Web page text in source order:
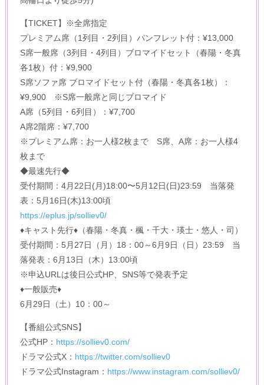
【TICKET】※全席指定
プレミアム席（1列目・2列目）パンフレット付：¥13,000
S席一般席（3列目・4列目）ブロマイドセット（春陽・冬真
各1枚）付：¥9,900
S席ソファ席 ブロマイドセット付（春陽・冬真各1枚）：
¥9,900 ※S席一般席と同じブロマイド
A席（5列目・6列目）：¥7,700
A席2階席：¥7,700
※プレミアム席：お一人様2枚まで S席、A席：お一人様4
枚まで
◆最速先行◆
受付期間：4月22日(月)18:00〜5月12日(日)23:59 当落発
表：5月16日(木)13:00頃
https://eplus.jp/solliev0/
♦キャスト先行♦（春陽・冬真・楓・千大・瑛士・悠人・司）
受付期間：5月27日（月）18：00～6月9日（日）23:59 当
落発表：6月13日（木）13:00頃
※申込URLは後日公式HP、SNS等で発表予定
♦一般販売♦
6月29日（土）10：00～
【番組公式SNS】
公式HP： https://solliev0.com/
ドラマ公式X： https://twitter.com/solliev0
ドラマ公式Instagram： https://www.instagram.com/solliev0/